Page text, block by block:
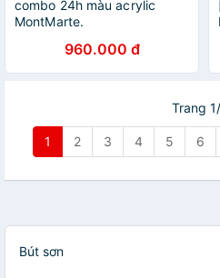
combo 24h màu acrylic
MontMarte.
960.000 đ
Trang
1 2 3 4 5 6
Bút sơn